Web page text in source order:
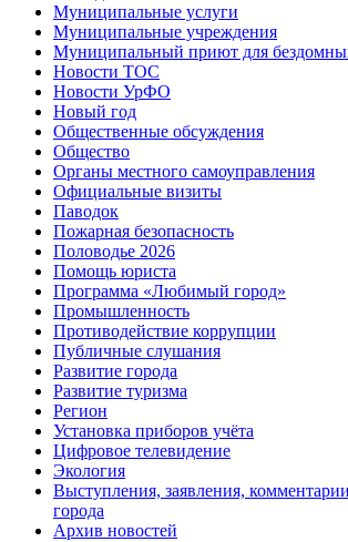
Муниципальные услуги
Муниципальные учреждения
Муниципальный приют для
Новости ТОС
Новости УрФО
Новый год
Общественные обсуждения
Общество
Органы местного самоуправления
Официальные визиты
Паводок
Пожарная безопасность
Половодье 2026
Помощь юриста
Программа «Любимый город»
Промышленность
Противодействие коррупции
Публичные слушания
Развитие города
Развитие туризма
Регион
Установка приборов учёта
Цифровое телевидение
Экология
Выступления, заявления,
города
Архив новостей